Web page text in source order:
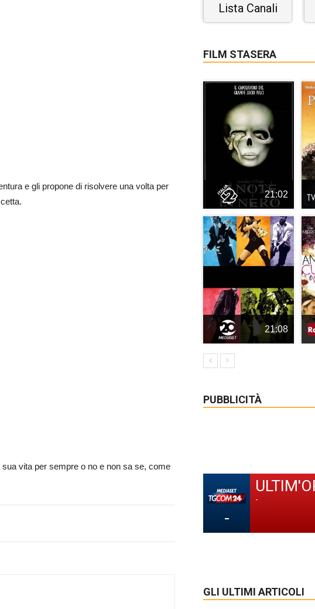
e gli propone di risolvere una volta per
vita per sempre o no e non sa se, come
Lista Canali
FILM STASERA
21:02
21:08
PUBBLICITÀ
-
-
GLI ULTIMI ARTICOLI